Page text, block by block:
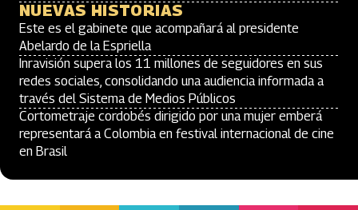
NUEVAS HISTORIAS
Este es el gabinete que acompañará al presidente
Abelardo de la Espriella
Inravisión supera los 11 millones de seguidores en sus
redes sociales, consolidando una audiencia informada a
través del Sistema de Medios Públicos
Cortometraje cordobés dirigido por una mujer emberá
representará a Colombia en festival internacional de cine
en Brasil